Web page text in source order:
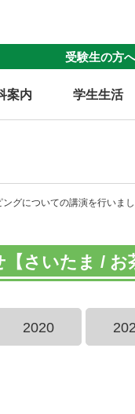
受験生の方へ
案内 学生生活
グについての講演を行いま
さいたま / お
2020